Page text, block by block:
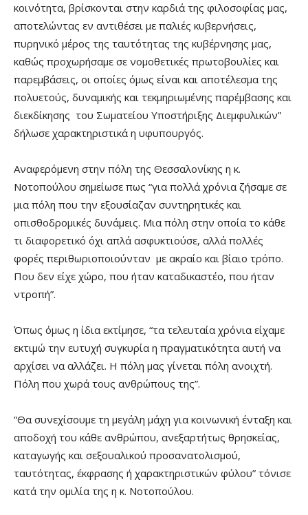
κοινότητα, βρίσκονται στην καρδιά της φιλοσοφίας μας,
αποτελώντας εν αντιθέσει με παλιές κυβερνήσεις,
πυρηνικό μέρος της ταυτότητας της κυβέρνησης μας,
καθώς προχωρήσαμε σε νομοθετικές πρωτοβουλίες και
παρεμβάσεις, οι οποίες όμως είναι και αποτέλεσμα της
πολυετούς, δυναμικής και τεκμηριωμένης παρέμβασης και
διεκδίκησης του Σωματείου Υποστήριξης Διεμφυλικών”
δήλωσε χαρακτηριστικά η υφυπουργός.
Αναφερόμενη στην πόλη της Θεσσαλονίκης η κ.
Νοτοπούλου σημείωσε πως “για πολλά χρόνια ζήσαμε σε
μια πόλη που την εξουσίαζαν συντηρητικές και
οπισθοδρομικές δυνάμεις. Μια πόλη στην οποία το κάθε
τι διαφορετικό όχι απλά ασφυκτιούσε, αλλά πολλές
φορές περιθωριοποιούνταν με ακραίο και βίαιο τρόπο.
Που δεν είχε χώρο, που ήταν καταδικαστέο, που ήταν
ντροπή”.
Όπως όμως η ίδια εκτίμησε, “τα τελευταία χρόνια είχαμε
εκτιμώ την ευτυχή συγκυρία η πραγματικότητα αυτή να
αρχίσει να αλλάζει. Η πόλη μας γίνεται πόλη ανοιχτή.
Πόλη που χωρά τους ανθρώπους της”.
“Θα συνεχίσουμε τη μεγάλη μάχη για κοινωνική ένταξη και
αποδοχή του κάθε ανθρώπου, ανεξαρτήτως θρησκείας,
καταγωγής και σεξουαλικού προσανατολισμού,
ταυτότητας, έκφρασης ή χαρακτηριστικών φύλου” τόνισε
κατά την ομιλία της η κ. Νοτοπούλου.